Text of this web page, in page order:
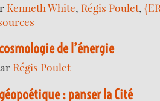
Kenneth White, Régis Poulet,
de l’énergie
Régis Poulet
: panser la Cité